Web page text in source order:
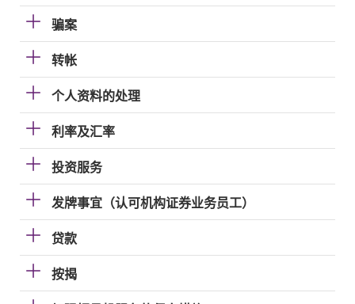
骗案
转帐
个人资料的处理
利率及汇率
投资服务
发牌事宜（认可机构证券业务员工）
贷款
按揭